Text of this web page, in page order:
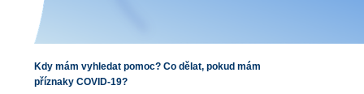
Kdy mám vyhledat pomoc? Co dělat, pokud mám
příznaky COVID-19?